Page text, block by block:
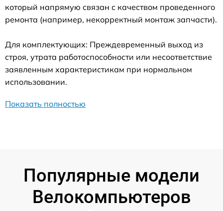
который напрямую связан с качеством проведенного
ремонта (например, некорректный монтаж запчасти).
Для комплектующих: Преждевременный выход из
строя, утрата работоспособности или несоответствие
заявленным характеристикам при нормальном
использовании.
Показать полностью
Популярные модели
Велокомпьютеров